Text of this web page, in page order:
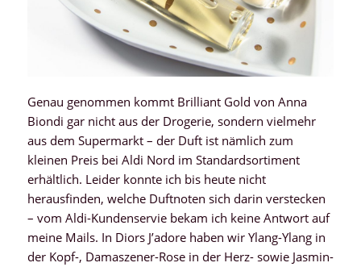
Genau genommen kommt Brilliant Gold von Anna
Biondi gar nicht aus der Drogerie, sondern vielmehr
aus dem Supermarkt – der Duft ist nämlich zum
kleinen Preis bei Aldi Nord im Standardsortiment
erhältlich. Leider konnte ich bis heute nicht
herausfinden, welche Duftnoten sich darin verstecken
– vom Aldi-Kundenservie bekam ich keine Antwort auf
meine Mails. In Diors J’adore haben wir Ylang-Ylang in
der Kopf-, Damaszener-Rose in der Herz- sowie Jasmin-